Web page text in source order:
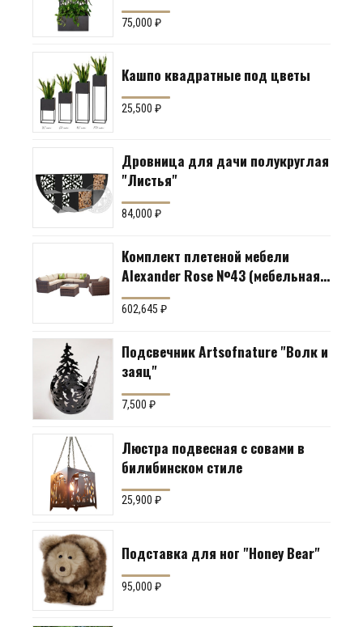
75,000₽
Кашпо квадратные под цветы
25,500₽
Дровница для дачи полукруглая
"Листья"
84,000₽
Комплект плетеной мебели
Alexander Rose №43 (мебельная
группа для гостиной или
террасы)
602,645₽
Подсвечник Artsofnature "Волк и
заяц"
7,500₽
Люстра подвесная с совами в
билибинском стиле
25,900₽
Подставка для ног "Honey Bear"
95,000₽